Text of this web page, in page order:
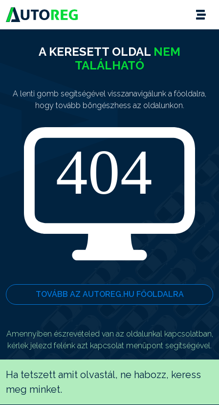
A KERESETT OLDAL NEM
TALÁLHATÓ
A lenti gomb segítségével visszanavigálunk a főoldalra,
hogy tovább böngészhess az oldalunkon.
TOVÁBB AZ AUTOREG.HU FŐOLDALRA
Amennyiben észrevételed van az oldalunkal kapcsolatban,
kérlek jelezd felénk azt kapcsolat menüpont segítségével.
Ha tetszett amit olvastál, ne habozz, keress
meg minket.